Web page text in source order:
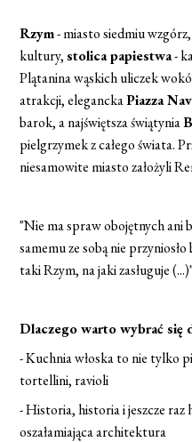
Rzym- miasto siedmiu
kultury,stolica papiestwa-
Plątanina wąskich uliczek
atrakcji, eleganckaPiazza
barok, a najświętsza świątynia
pielgrzymek z całego świata.
niesamowite miasto założyli
"Nie ma spraw obojętnych ani
samemu ze sobą nie
taki Rzym, na jaki zasługuje
Dlaczego warto wybrać się
- Kuchnia włoska to nie tylko
tortellini, ravioli
- Historia, historia i jeszcze
oszałamiająca architektura